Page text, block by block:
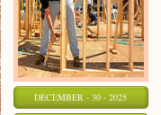
DECEMBER - 30 - 2025